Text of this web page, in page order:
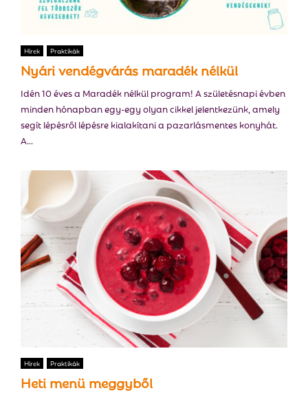
Hírek Praktikák
Nyári vendégvárás maradék nélkül
Idén 10 éves a Maradék nélkül program! A születésnapi évben
minden hónapban egy-egy olyan cikkel jelentkezünk, amely
segít lépésről lépésre kialakítani a pazarlásmentes konyhát.
A...
Hírek Praktikák
Heti menü meggyből